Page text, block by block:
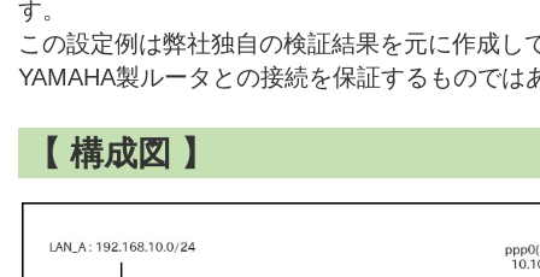
す。
この設定例は弊社独自の検証結果を元に作成し
YAMAHA製ルータとの接続を保証するものでは
【 構成図 】